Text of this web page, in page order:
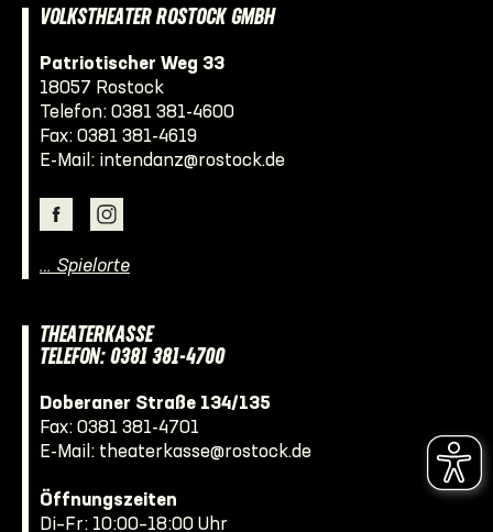
VOLKSTHEATER ROSTOCK GMBH
Patriotischer Weg 33
18057 Rostock
Telefon: 0381 381-4600
Fax: 0381 381-4619
E-Mail: intendanz@rostock.de
… Spielorte
THEATERKASSE
TELEFON: 0381 381-4700
Doberaner Straße 134/135
Fax: 0381 381-4701
E-Mail: theaterkasse@rostock.de
Öffnungszeiten
Di–Fr: 10:00–18:00 Uhr